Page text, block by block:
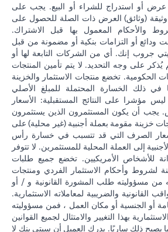
أو استدراج للشراء أو البيع. يجب على
وثيقة (وثائق) العرض ذات الصلة للحصول على
والأحكام المعمول بها قبل الاشتراك.
ودائع أو التزامات بنكية أو مضمونة من قبل
جروب إنك. أي من الشركات التابعة لها أو
يُذكر على وجه التحديد. لا يتم تأمين المنتجات
الحكومية. تخضع منتجات الاستثمار والخزينة
في ذلك الخسارة المحتملة للمبلغ الأصلي
ليس مؤشرا على النتائج المستقبلية: الأسعار
يجب أن يكون المستثمرون الذين يستثمرون
خزينة مقومة بعملة أجنبية (غير محلية) على
الصرف التي قد تتسبب في خسارة رأس
إلى العملة المحلية للمستثمرين. لا تتوفر
للأشخاص الأمريكيين. تخضع جميع طلبات
لشروط وأحكام الاستثمار الفردي ومنتجات
من مسؤوليته طلب المشورة القانونية و / أو
القانونية والضريبية لمعاملاته الاستثمارية.
أو الجنسية أو مكان العمل ، فمن مسؤوليته
بهذا التغيير والامتثال لجميع القوانين
يصبح ذلك ساريًا. يدرك العميل أن سيتي بنك لا